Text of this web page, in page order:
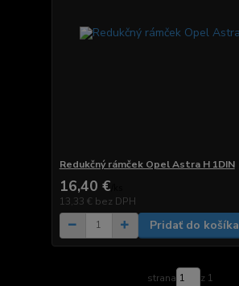
Redukčný rámček Opel Astra H 1DIN
16,40 €
13,33 € bez DPH
Pridať do košíka
strana z 1